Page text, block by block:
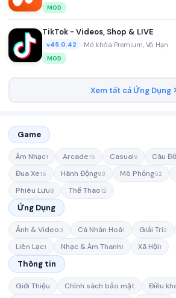
MOD
TikTok - Videos, Shop & LIVE
v45.0.42 Mở khóa Premium, Vô Hạn
MOD
Xem tất cả Ứng Dụng
Game
Âm Nhạc1 Arcade15 Casual9 Câu Đố
Đua Xe15 Hành Động93 Mô Phỏng52
Phiêu Lưu8 Thể Thao12
Ứng Dụng
Ảnh & Video3 Cá Nhân Hoá1 Giải Trí2
Liên Lạc1 Nhạc & Âm Thanh1 Xã Hội1
Thông tin
Giới Thiệu Chính sách bảo mật Điều